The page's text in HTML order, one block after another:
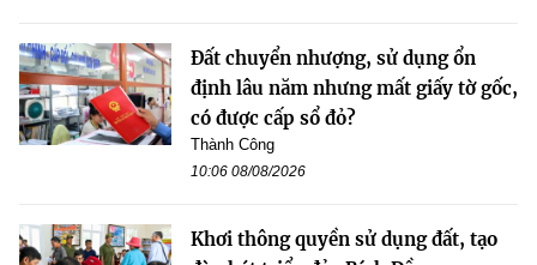
Đất chuyển nhượng, sử dụng ổn
định lâu năm nhưng mất giấy tờ gốc,
có được cấp sổ đỏ?
Thành Công
10:06 08/08/2026
Khơi thông quyền sử dụng đất, tạo